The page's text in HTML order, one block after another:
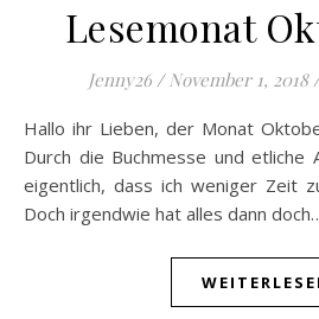
Lesemonat
Jenny26 / November 1, 2018 /
Hallo ihr Lieben, der Monat Oktober ist nur so verflogen.
Durch die Buchmesse und etliche
eigentlich, dass ich weniger Zeit
Doch irgendwie hat alles dann